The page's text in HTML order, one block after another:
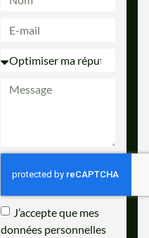
J’accepte que mes
données personnelles